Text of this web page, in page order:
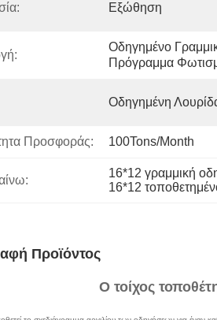
Εξώθηση
Οδηγημένο
Πρόγραμμα
Οδηγημένη
Προσφοράς: 100Tons/Month
16*12 γραμμική
16*12
Προϊόντος
Ο τοίχος